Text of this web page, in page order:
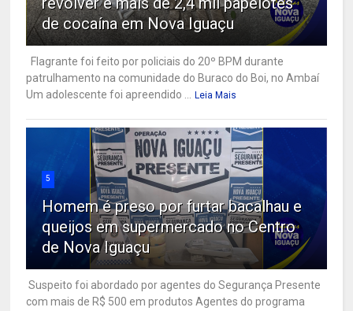
de cocaína em Nova Iguaçu
Flagrante foi feito por policiais do 20º BPM durante
patrulhamento na comunidade do Buraco do Boi, no Ambaí
Um adolescente foi apreendido ... Leia Mais
5
Homem é preso por furtar bacalhau e
queijos em supermercado no Centro
de Nova Iguaçu
Suspeito foi abordado por agentes do Segurança Presente
com mais de R$ 500 em produtos Agentes do programa